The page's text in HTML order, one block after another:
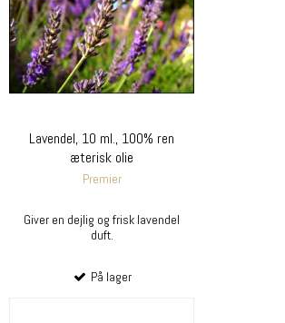
Lavendel, 10 ml., 100% ren
æterisk olie
Premier
Giver en dejlig og frisk lavendel
duft.
På lager